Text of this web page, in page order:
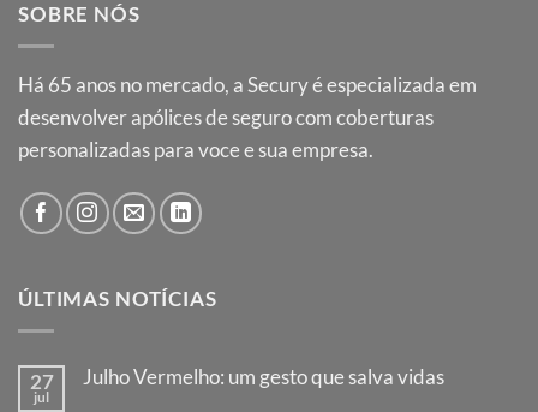
SOBRE NÓS
Há 65 anos no mercado, a Secury é especializada em
desenvolver apólices de seguro com coberturas
personalizadas para voce e sua empresa.
ÚLTIMAS NOTÍCIAS
27
jul
Julho Vermelho: um gesto que salva vidas